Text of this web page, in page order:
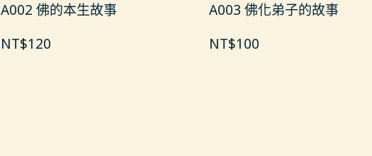
A002 佛的本生故事
NT$120
A003 佛化弟子的故事
NT$100